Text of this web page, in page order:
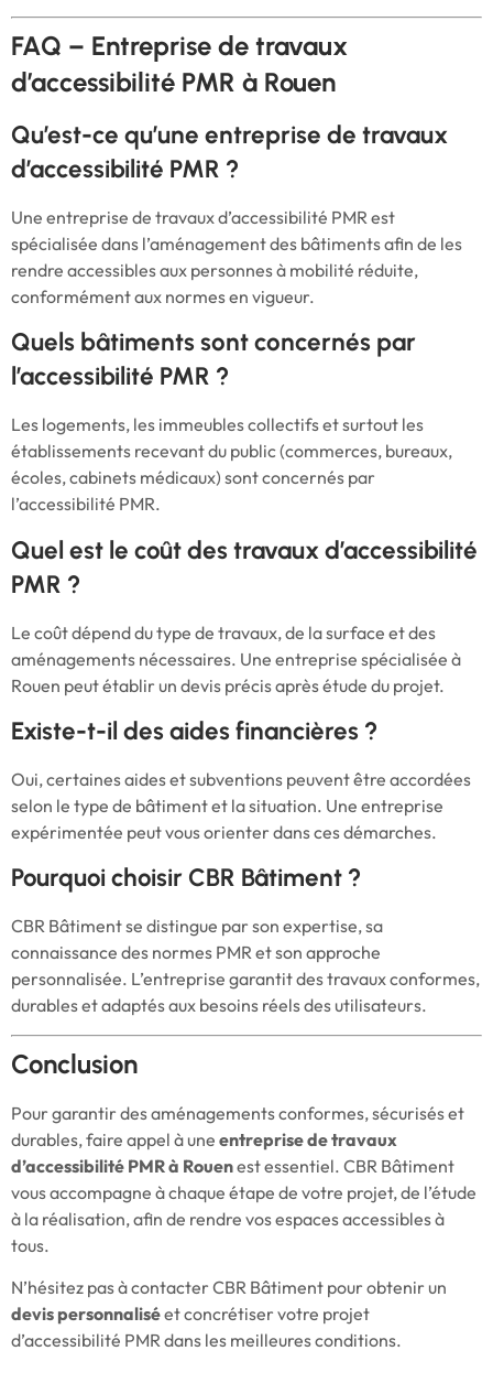
FAQ – Entreprise de travaux
d’accessibilité PMR à Rouen
Qu’est-ce qu’une entreprise de travaux
d’accessibilité PMR ?
Une entreprise de travaux d’accessibilité PMR est
spécialisée dans l’aménagement des bâtiments afin de les
rendre accessibles aux personnes à mobilité réduite,
conformément aux normes en vigueur.
Quels bâtiments sont concernés par
l’accessibilité PMR ?
Les logements, les immeubles collectifs et surtout les
établissements recevant du public (commerces, bureaux,
écoles, cabinets médicaux) sont concernés par
l’accessibilité PMR.
Quel est le coût des travaux d’accessibilité
PMR ?
Le coût dépend du type de travaux, de la surface et des
aménagements nécessaires. Une entreprise spécialisée à
Rouen peut établir un devis précis après étude du projet.
Existe-t-il des aides financières ?
Oui, certaines aides et subventions peuvent être accordées
selon le type de bâtiment et la situation. Une entreprise
expérimentée peut vous orienter dans ces démarches.
Pourquoi choisir CBR Bâtiment ?
CBR Bâtiment se distingue par son expertise, sa
connaissance des normes PMR et son approche
personnalisée. L’entreprise garantit des travaux conformes,
durables et adaptés aux besoins réels des utilisateurs.
Conclusion
Pour garantir des aménagements conformes, sécurisés et
durables, faire appel à une entreprise de travaux
d’accessibilité PMR à Rouenest essentiel. CBR Bâtiment
vous accompagne à chaque étape de votre projet, de l’étude
à la réalisation, afin de rendre vos espaces accessibles à
tous.
N’hésitez pas à contacter CBR Bâtiment pour obtenir un
devis personnaliséet concrétiser votre projet
d’accessibilité PMR dans les meilleures conditions.